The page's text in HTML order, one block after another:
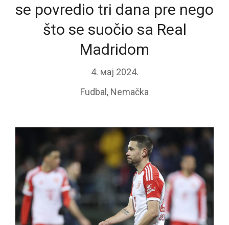
se povredio tri dana pre nego
što se suočio sa Real
Madridom
4. мај 2024.
Fudbal , Nemačka